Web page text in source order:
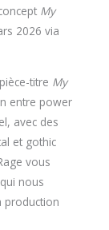
My
2026 via
titre My
entre power
avec des
et gothic
vous
nous
production